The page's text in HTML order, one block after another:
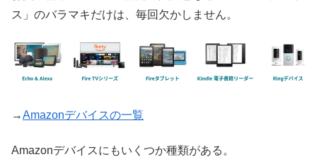
ス」のバラマキだけは、毎回欠かしません。
→Amazonデバイスの一覧
Amazonデバイスにもいくつか種類がある。